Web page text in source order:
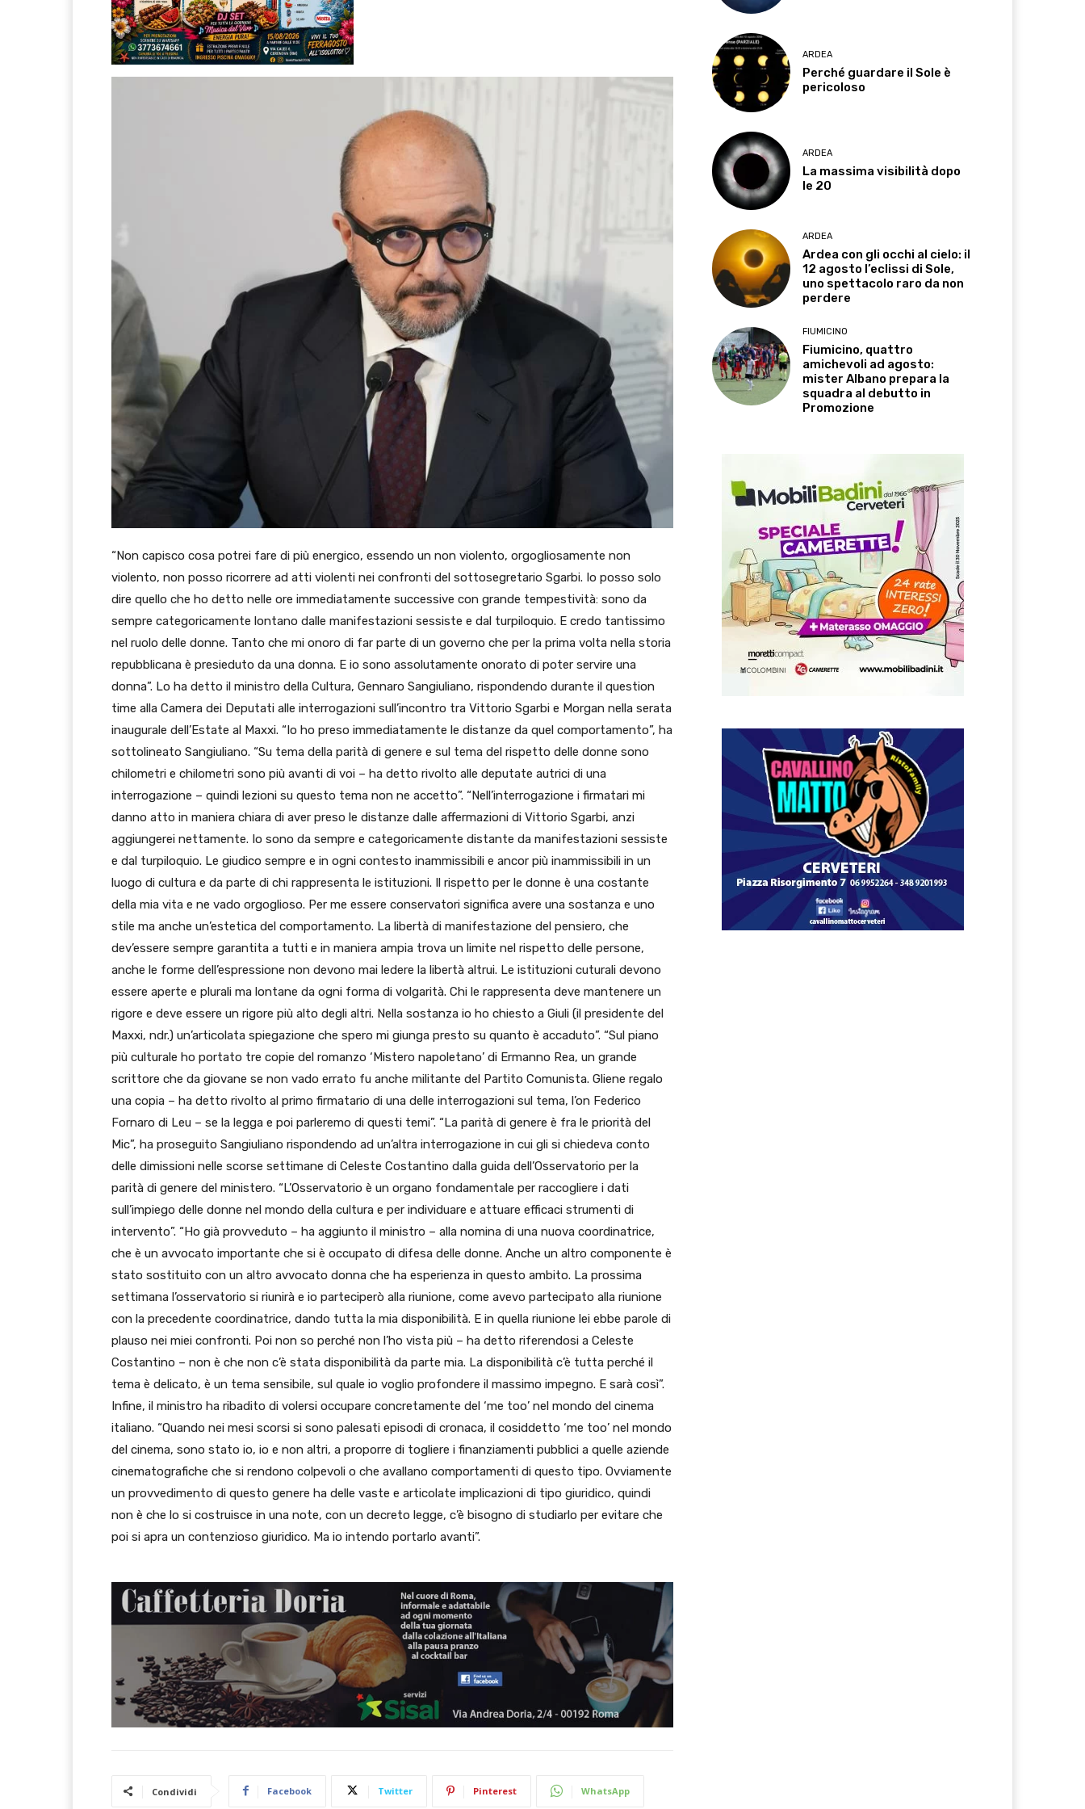
“Non capisco cosa potrei fare di più energico, essendo un non violento, orgogliosamente non
violento, non posso ricorrere ad atti violenti nei confronti del sottosegretario Sgarbi. Io posso solo
dire quello che ho detto nelle ore immediatamente successive con grande tempestività: sono da
sempre categoricamente lontano dalle manifestazioni sessiste e dal turpiloquio. E credo tantissimo
nel ruolo delle donne. Tanto che mi onoro di far parte di un governo che per la prima volta nella storia
repubblicana è presieduto da una donna. E io sono assolutamente onorato di poter servire una
donna”. Lo ha detto il ministro della Cultura, Gennaro Sangiuliano, rispondendo durante il question
time alla Camera dei Deputati alle interrogazioni sull’incontro tra Vittorio Sgarbi e Morgan nella serata
inaugurale dell’Estate al Maxxi. “Io ho preso immediatamente le distanze da quel comportamento”, ha
sottolineato Sangiuliano. “Su tema della parità di genere e sul tema del rispetto delle donne sono
chilometri e chilometri sono più avanti di voi – ha detto rivolto alle deputate autrici di una
interrogazione – quindi lezioni su questo tema non ne accetto”. “Nell’interrogazione i firmatari mi
danno atto in maniera chiara di aver preso le distanze dalle affermazioni di Vittorio Sgarbi, anzi
aggiungerei nettamente. Io sono da sempre e categoricamente distante da manifestazioni sessiste
e dal turpiloquio. Le giudico sempre e in ogni contesto inammissibili e ancor più inammissibili in un
luogo di cultura e da parte di chi rappresenta le istituzioni. Il rispetto per le donne è una costante
della mia vita e ne vado orgoglioso. Per me essere conservatori significa avere una sostanza e uno
stile ma anche un’estetica del comportamento. La libertà di manifestazione del pensiero, che
dev’essere sempre garantita a tutti e in maniera ampia trova un limite nel rispetto delle persone,
anche le forme dell’espressione non devono mai ledere la libertà altrui. Le istituzioni cuturali devono
essere aperte e plurali ma lontane da ogni forma di volgarità. Chi le rappresenta deve mantenere un
rigore e deve essere un rigore più alto degli altri. Nella sostanza io ho chiesto a Giuli (il presidente del
Maxxi, ndr.) un’articolata spiegazione che spero mi giunga presto su quanto è accaduto”. “Sul piano
più culturale ho portato tre copie del romanzo ‘Mistero napoletano’ di Ermanno Rea, un grande
scrittore che da giovane se non vado errato fu anche militante del Partito Comunista. Gliene regalo
una copia – ha detto rivolto al primo firmatario di una delle interrogazioni sul tema, l’on Federico
Fornaro di Leu – se la legga e poi parleremo di questi temi”. “La parità di genere è fra le priorità del
Mic”, ha proseguito Sangiuliano rispondendo ad un’altra interrogazione in cui gli si chiedeva conto
delle dimissioni nelle scorse settimane di Celeste Costantino dalla guida dell’Osservatorio per la
parità di genere del ministero. “L’Osservatorio è un organo fondamentale per raccogliere i dati
sull’impiego delle donne nel mondo della cultura e per individuare e attuare efficaci strumenti di
intervento”. “Ho già provveduto – ha aggiunto il ministro – alla nomina di una nuova coordinatrice,
che è un avvocato importante che si è occupato di difesa delle donne. Anche un altro componente è
stato sostituito con un altro avvocato donna che ha esperienza in questo ambito. La prossima
settimana l’osservatorio si riunirà e io parteciperò alla riunione, come avevo partecipato alla riunione
con la precedente coordinatrice, dando tutta la mia disponibilità. E in quella riunione lei ebbe parole di
plauso nei miei confronti. Poi non so perché non l’ho vista più – ha detto riferendosi a Celeste
Costantino – non è che non c’è stata disponibilità da parte mia. La disponibilità c’è tutta perché il
tema è delicato, è un tema sensibile, sul quale io voglio profondere il massimo impegno. E sarà così”.
Infine, il ministro ha ribadito di volersi occupare concretamente del ‘me too’ nel mondo del cinema
italiano. “Quando nei mesi scorsi si sono palesati episodi di cronaca, il cosiddetto ‘me too’ nel mondo
del cinema, sono stato io, io e non altri, a proporre di togliere i finanziamenti pubblici a quelle aziende
cinematografiche che si rendono colpevoli o che avallano comportamenti di questo tipo. Ovviamente
un provvedimento di questo genere ha delle vaste e articolate implicazioni di tipo giuridico, quindi
non è che lo si costruisce in una note, con un decreto legge, c’è bisogno di studiarlo per evitare che
poi si apra un contenzioso giuridico. Ma io intendo portarlo avanti”.
Condividi Facebook Twitter Pinterest WhatsApp
ARDEA
Perché guardare il Sole è
pericoloso
ARDEA
La massima visibilità dopo
le 20
ARDEA
Ardea con gli occhi al cielo: il
12 agosto l’eclissi di Sole,
uno spettacolo raro da non
perdere
FIUMICINO
Fiumicino, quattro
amichevoli ad agosto:
mister Albano prepara la
squadra al debutto in
Promozione